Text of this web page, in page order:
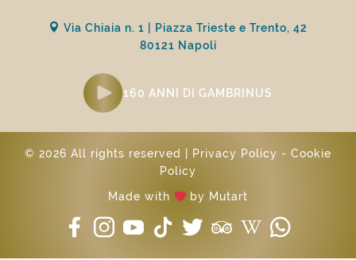
Via Chiaia n. 1 | Piazza Trieste e Trento, 42
80121 Napoli
160 ANNI DI GAMBRINUS
© 2026 All rights reserved | Privacy Policy - Cookie
Policy
Made with
by Mutart